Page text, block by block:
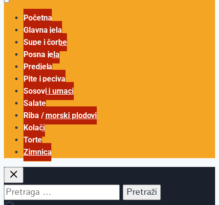
Početna
Glavna jela
Supe i čorbe
Posna jela
Predjela
Pite i peciva
Sosovi i umaci
Salate
Riba / morski plodovi
Kolači
Torte
Zimnica
Pretraga